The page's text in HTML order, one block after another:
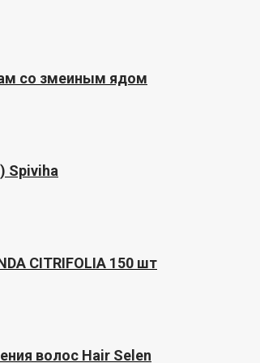
со змеиным ядом
Spiviha
CITRIFOLIA 150 шт
волос Hair Selen